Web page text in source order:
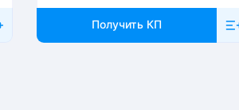
Получить КП